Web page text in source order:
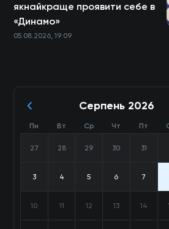
якнайкраще проявити себе в
«Динамо»
05.08.2026, 19:09
Серпень 2026
Пн Вт Ср Чт Пт
27 28 29 30 31
3 4 5 6 7
10 11 12 13 14